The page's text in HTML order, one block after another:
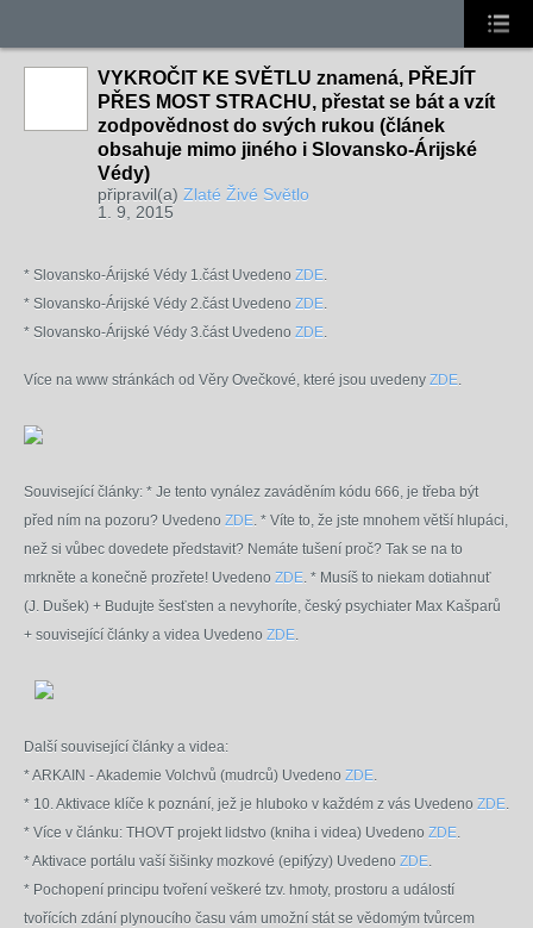
VYKROČIT KE SVĚTLU znamená, PŘEJÍT
PŘES MOST STRACHU, přestat se bát a vzít
zodpovědnost do svých rukou (článek
obsahuje mimo jiného i Slovansko-Árijské
Védy)
připravil(a) Zlaté Živé Světlo
1. 9, 2015
* Slovansko-Árijské Védy 1.část Uvedeno ZDE.
* Slovansko-Árijské Védy 2.část Uvedeno ZDE.
* Slovansko-Árijské Védy 3.část Uvedeno ZDE.
Více na www stránkách od Věry Ovečkové, které jsou uvedeny ZDE.
Související články: * Je tento vynález zaváděním kódu 666, je třeba být
před ním na pozoru? Uvedeno ZDE. * Víte to, že jste mnohem větší hlupáci,
než si vůbec dovedete představit? Nemáte tušení proč? Tak se na to
mrkněte a konečně prozřete! Uvedeno ZDE. * Musíš to niekam dotiahnuť
(J. Dušek) + Budujte šesťsten a nevyhoríte, český psychiater Max Kašparů
+ související články a videa Uvedeno ZDE.
Další související články a videa:
* ARKAIN - Akademie Volchvů (mudrců) Uvedeno ZDE.
* 10. Aktivace klíče k poznání, jež je hluboko v každém z vás Uvedeno ZDE.
* Více v článku: THOVT projekt lidstvo (kniha i videa) Uvedeno ZDE.
* Aktivace portálu vaší šišinky mozkové (epifýzy) Uvedeno ZDE.
* Pochopení principu tvoření veškeré tzv. hmoty, prostoru a událostí
tvořících zdání plynoucího času vám umožní stát se vědomým tvůrcem